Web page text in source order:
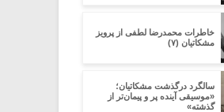
خاطرات محمدرضا لطفی از پرویز
مشکاتیان (۷)
سالگرد درگذشت مشکاتیان؛
«موسیقی آینده پر‌ و پیمان‌تر از
گذشته»